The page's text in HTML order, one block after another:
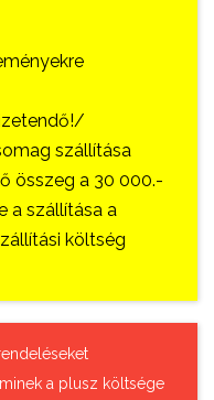
szállítása
összeg a 30 000.-
a szállítása a
költség
a plusz költsége